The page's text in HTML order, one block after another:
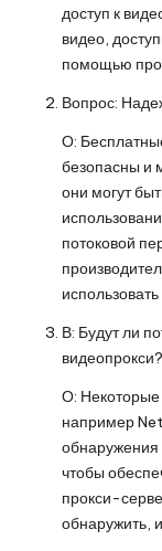
доступ к
видео,
помощью
Вопрос:
О:
безопасны и
они могут
потоковой
В: Будут ли
видеопрокси?
О:
например
обнаружения
чтобы
прокси-
обнаружить,